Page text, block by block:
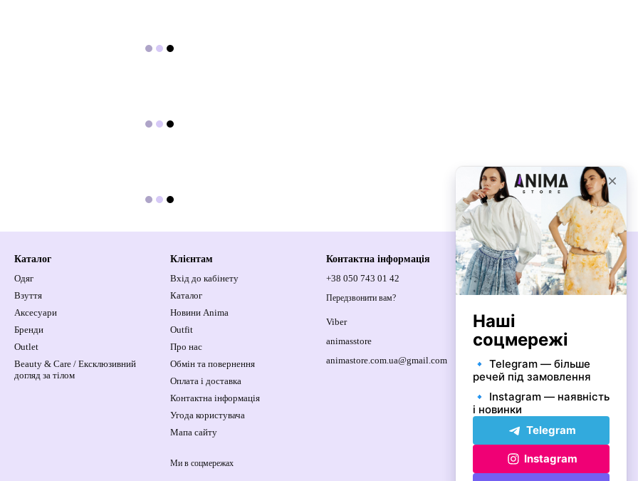
Каталог
Одяг
Взуття
Аксесуари
Бренди
Outlet
Beauty & Care / Ексклюзивний
догляд за тілом
Клієнтам
Вхід до кабінету
Каталог
Новини Anima
Outfit
Про нас
Обмін та повернення
Оплата і доставка
Контактна інформація
Угода користувача
Мапа сайту
Ми в соцмережах
Контактна інформація
+38 050 743 01 42
Передзвонити вам?
Viber
animasstore
animastore.com.ua@gmail.com
Спортивна площа, 1, м.Київ, 01021,
Україна